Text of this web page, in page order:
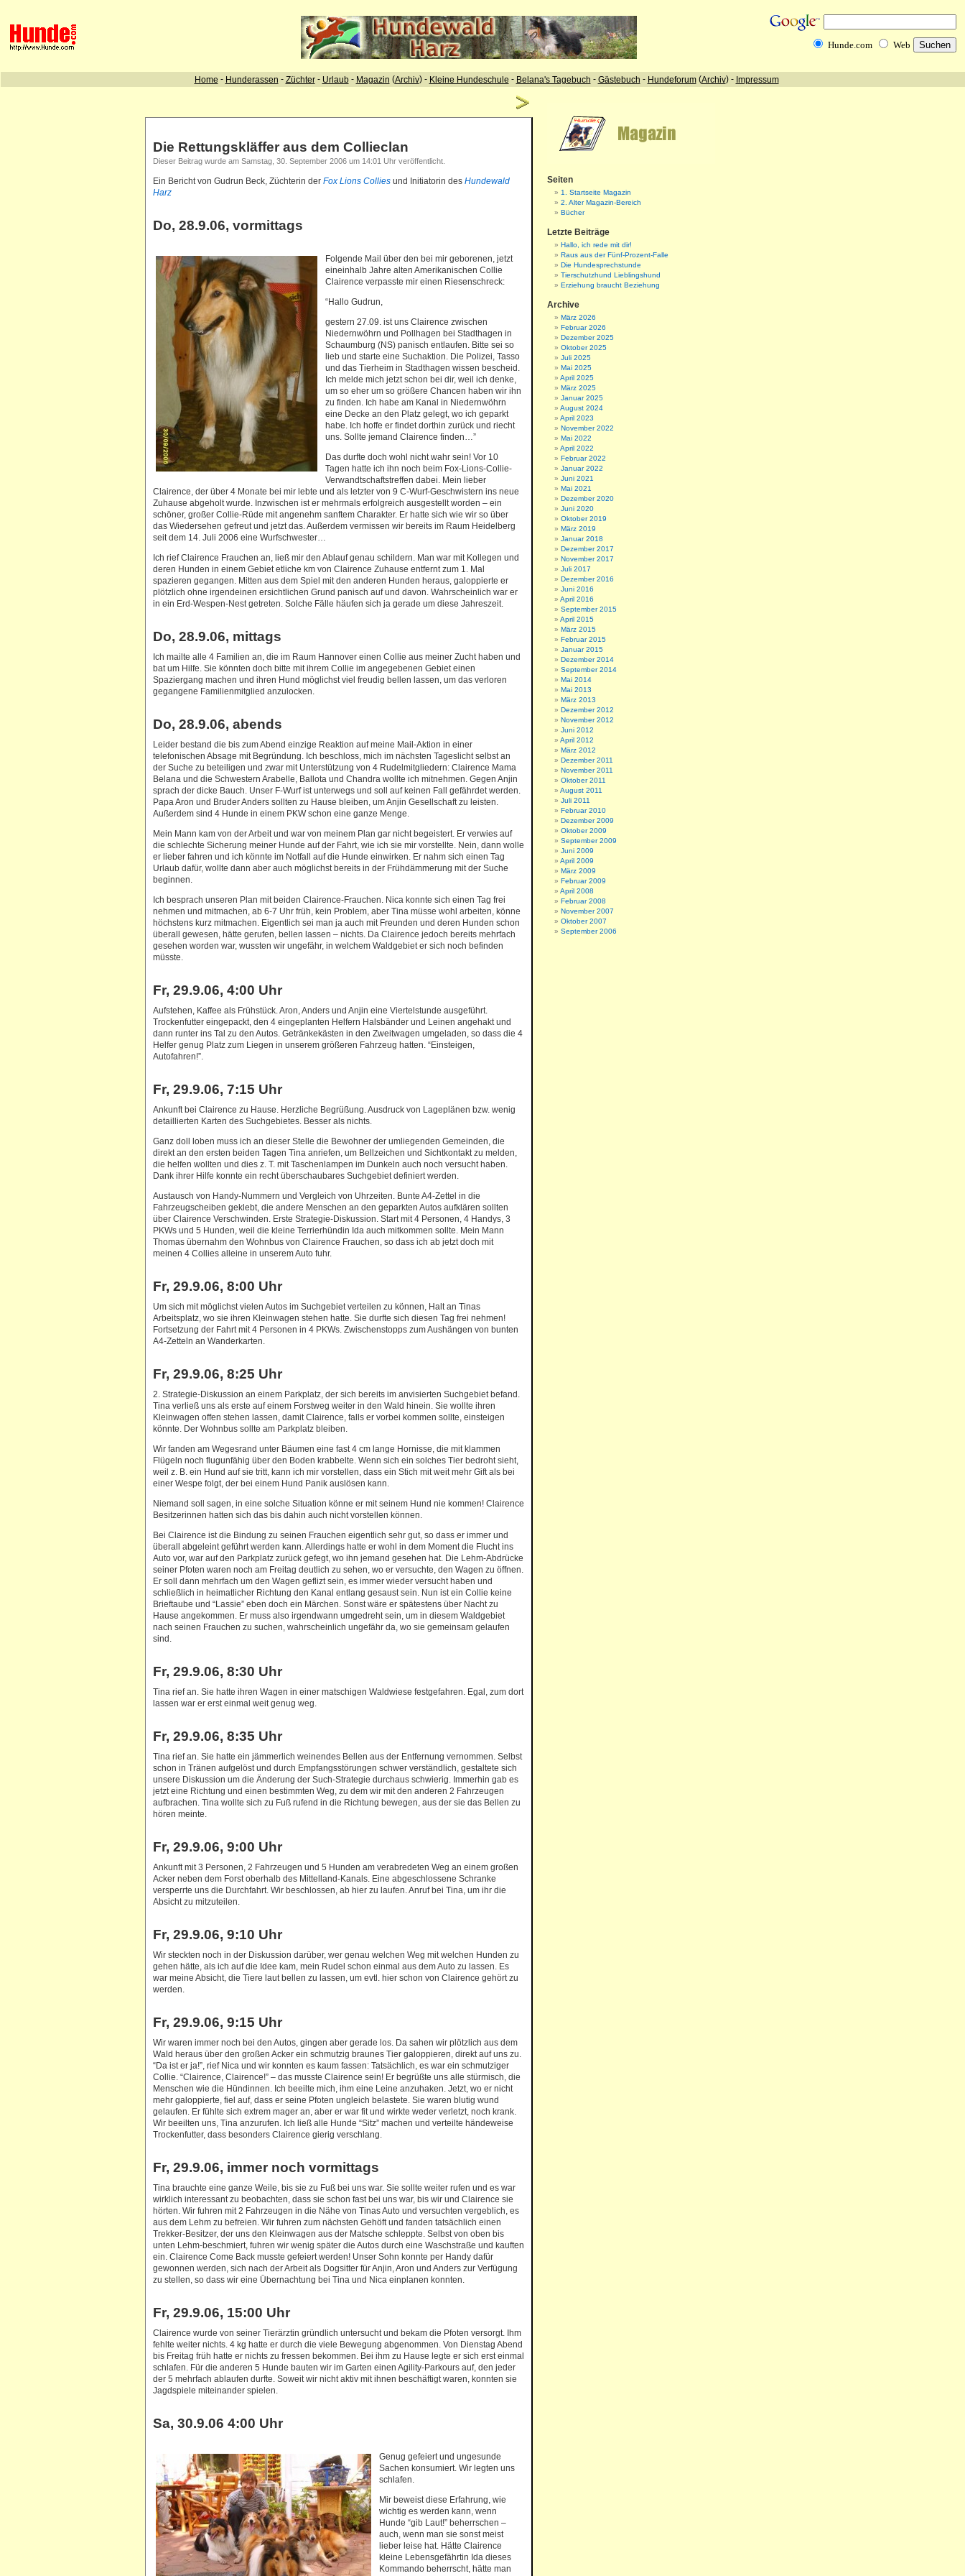
Die Rettungskläffer aus dem Collieclan
Dieser Beitrag wurde am Samstag, 30. September 2006 um 14:01 Uhr veröffentlicht.
Ein Bericht von Gudrun Beck, Züchterin der Fox Lions Collies und Initiatorin des Hundewald
Harz
Do, 28.9.06, vormittags
Folgende Mail über den bei mir geborenen, jetzt
eineinhalb Jahre alten Amerikanischen Collie
Clairence verpasste mir einen Riesenschreck:
“Hallo Gudrun,
gestern 27.09. ist uns Clairence zwischen
Niedernwöhrn und Pollhagen bei Stadthagen in
Schaumburg (NS) panisch entlaufen. Bitte sei so
lieb und starte eine Suchaktion. Die Polizei, Tasso
und das Tierheim in Stadthagen wissen bescheid.
Ich melde mich jetzt schon bei dir, weil ich denke,
um so eher um so größere Chancen haben wir ihn
zu finden. Ich habe am Kanal in Niedernwöhrn
eine Decke an den Platz gelegt, wo ich geparkt
habe. Ich hoffe er findet dorthin zurück und riecht
uns. Sollte jemand Clairence finden…”
Das durfte doch wohl nicht wahr sein! Vor 10
Tagen hatte ich ihn noch beim Fox-Lions-Collie-
Verwandtschaftstreffen dabei. Mein lieber
Clairence, der über 4 Monate bei mir lebte und als letzter von 9 C-Wurf-Geschwistern ins neue
Zuhause abgeholt wurde. Inzwischen ist er mehrmals erfolgreich ausgestellt worden – ein
schöner, großer Collie-Rüde mit angenehm sanftem Charakter. Er hatte sich wie wir so über
das Wiedersehen gefreut und jetzt das. Außerdem vermissen wir bereits im Raum Heidelberg
seit dem 14. Juli 2006 eine Wurfschwester…
Ich rief Clairence Frauchen an, ließ mir den Ablauf genau schildern. Man war mit Kollegen und
deren Hunden in einem Gebiet etliche km von Clairence Zuhause entfernt zum 1. Mal
spazieren gegangen. Mitten aus dem Spiel mit den anderen Hunden heraus, galoppierte er
plötzlich ohne irgendeinen ersichtlichen Grund panisch auf und davon. Wahrscheinlich war er
in ein Erd-Wespen-Nest getreten. Solche Fälle häufen sich ja gerade um diese Jahreszeit.
Do, 28.9.06, mittags
Ich mailte alle 4 Familien an, die im Raum Hannover einen Collie aus meiner Zucht haben und
bat um Hilfe. Sie könnten doch bitte mit ihrem Collie im angegebenen Gebiet einen
Spaziergang machen und ihren Hund möglichst viel freudig bellen lassen, um das verloren
gegangene Familienmitglied anzulocken.
Do, 28.9.06, abends
Leider bestand die bis zum Abend einzige Reaktion auf meine Mail-Aktion in einer
telefonischen Absage mit Begründung. Ich beschloss, mich im nächsten Tageslicht selbst an
der Suche zu beteiligen und zwar mit Unterstützung von 4 Rudelmitgliedern: Clairence Mama
Belana und die Schwestern Arabelle, Ballota und Chandra wollte ich mitnehmen. Gegen Anjin
sprach der dicke Bauch. Unser F-Wurf ist unterwegs und soll auf keinen Fall gefährdet werden.
Papa Aron und Bruder Anders sollten zu Hause bleiben, um Anjin Gesellschaft zu leisten.
Außerdem sind 4 Hunde in einem PKW schon eine ganze Menge.
Mein Mann kam von der Arbeit und war von meinem Plan gar nicht begeistert. Er verwies auf
die schlechte Sicherung meiner Hunde auf der Fahrt, wie ich sie mir vorstellte. Nein, dann wolle
er lieber fahren und ich könnte im Notfall auf die Hunde einwirken. Er nahm sich einen Tag
Urlaub dafür, wollte dann aber auch möglichst bereits in der Frühdämmerung mit der Suche
beginnen.
Ich besprach unseren Plan mit beiden Clairence-Frauchen. Nica konnte sich einen Tag frei
nehmen und mitmachen, ab 6-7 Uhr früh, kein Problem, aber Tina müsse wohl arbeiten, könne
höchstens kurz mitmachen. Eigentlich sei man ja auch mit Freunden und deren Hunden schon
überall gewesen, hätte gerufen, bellen lassen – nichts. Da Clairence jedoch bereits mehrfach
gesehen worden war, wussten wir ungefähr, in welchem Waldgebiet er sich noch befinden
müsste.
Fr, 29.9.06, 4:00 Uhr
Aufstehen, Kaffee als Frühstück. Aron, Anders und Anjin eine Viertelstunde ausgeführt.
Trockenfutter eingepackt, den 4 eingeplanten Helfern Halsbänder und Leinen angehakt und
dann runter ins Tal zu den Autos. Getränkekästen in den Zweitwagen umgeladen, so dass die 4
Helfer genug Platz zum Liegen in unserem größeren Fahrzeug hatten. “Einsteigen,
Autofahren!”.
Fr, 29.9.06, 7:15 Uhr
Ankunft bei Clairence zu Hause. Herzliche Begrüßung. Ausdruck von Lageplänen bzw. wenig
detaillierten Karten des Suchgebietes. Besser als nichts.
Ganz doll loben muss ich an dieser Stelle die Bewohner der umliegenden Gemeinden, die
direkt an den ersten beiden Tagen Tina anriefen, um Bellzeichen und Sichtkontakt zu melden,
die helfen wollten und dies z. T. mit Taschenlampen im Dunkeln auch noch versucht haben.
Dank ihrer Hilfe konnte ein recht überschaubares Suchgebiet definiert werden.
Austausch von Handy-Nummern und Vergleich von Uhrzeiten. Bunte A4-Zettel in die
Fahrzeugscheiben geklebt, die andere Menschen an den geparkten Autos aufklären sollten
über Clairence Verschwinden. Erste Strategie-Diskussion. Start mit 4 Personen, 4 Handys, 3
PKWs und 5 Hunden, weil die kleine Terrierhündin Ida auch mitkommen sollte. Mein Mann
Thomas übernahm den Wohnbus von Clairence Frauchen, so dass ich ab jetzt doch mit
meinen 4 Collies alleine in unserem Auto fuhr.
Fr, 29.9.06, 8:00 Uhr
Um sich mit möglichst vielen Autos im Suchgebiet verteilen zu können, Halt an Tinas
Arbeitsplatz, wo sie ihren Kleinwagen stehen hatte. Sie durfte sich diesen Tag frei nehmen!
Fortsetzung der Fahrt mit 4 Personen in 4 PKWs. Zwischenstopps zum Aushängen von bunten
A4-Zetteln an Wanderkarten.
Fr, 29.9.06, 8:25 Uhr
2. Strategie-Diskussion an einem Parkplatz, der sich bereits im anvisierten Suchgebiet befand.
Tina verließ uns als erste auf einem Forstweg weiter in den Wald hinein. Sie wollte ihren
Kleinwagen offen stehen lassen, damit Clairence, falls er vorbei kommen sollte, einsteigen
könnte. Der Wohnbus sollte am Parkplatz bleiben.
Wir fanden am Wegesrand unter Bäumen eine fast 4 cm lange Hornisse, die mit klammen
Flügeln noch flugunfähig über den Boden krabbelte. Wenn sich ein solches Tier bedroht sieht,
weil z. B. ein Hund auf sie tritt, kann ich mir vorstellen, dass ein Stich mit weit mehr Gift als bei
einer Wespe folgt, der bei einem Hund Panik auslösen kann.
Niemand soll sagen, in eine solche Situation könne er mit seinem Hund nie kommen! Clairence
Besitzerinnen hatten sich das bis dahin auch nicht vorstellen können.
Bei Clairence ist die Bindung zu seinen Frauchen eigentlich sehr gut, so dass er immer und
überall abgeleint geführt werden kann. Allerdings hatte er wohl in dem Moment die Flucht ins
Auto vor, war auf den Parkplatz zurück gefegt, wo ihn jemand gesehen hat. Die Lehm-Abdrücke
seiner Pfoten waren noch am Freitag deutlich zu sehen, wo er versuchte, den Wagen zu öffnen.
Er soll dann mehrfach um den Wagen geflizt sein, es immer wieder versucht haben und
schließlich in heimatlicher Richtung den Kanal entlang gesaust sein. Nun ist ein Collie keine
Brieftaube und “Lassie” eben doch ein Märchen. Sonst wäre er spätestens über Nacht zu
Hause angekommen. Er muss also irgendwann umgedreht sein, um in diesem Waldgebiet
nach seinen Frauchen zu suchen, wahrscheinlich ungefähr da, wo sie gemeinsam gelaufen
sind.
Fr, 29.9.06, 8:30 Uhr
Tina rief an. Sie hatte ihren Wagen in einer matschigen Waldwiese festgefahren. Egal, zum dort
lassen war er erst einmal weit genug weg.
Fr, 29.9.06, 8:35 Uhr
Tina rief an. Sie hatte ein jämmerlich weinendes Bellen aus der Entfernung vernommen. Selbst
schon in Tränen aufgelöst und durch Empfangsstörungen schwer verständlich, gestaltete sich
unsere Diskussion um die Änderung der Such-Strategie durchaus schwierig. Immerhin gab es
jetzt eine Richtung und einen bestimmten Weg, zu dem wir mit den anderen 2 Fahrzeugen
aufbrachen. Tina wollte sich zu Fuß rufend in die Richtung bewegen, aus der sie das Bellen zu
hören meinte.
Fr, 29.9.06, 9:00 Uhr
Ankunft mit 3 Personen, 2 Fahrzeugen und 5 Hunden am verabredeten Weg an einem großen
Acker neben dem Forst oberhalb des Mittelland-Kanals. Eine abgeschlossene Schranke
versperrte uns die Durchfahrt. Wir beschlossen, ab hier zu laufen. Anruf bei Tina, um ihr die
Absicht zu mitzuteilen.
Fr, 29.9.06, 9:10 Uhr
Wir steckten noch in der Diskussion darüber, wer genau welchen Weg mit welchen Hunden zu
gehen hätte, als ich auf die Idee kam, mein Rudel schon einmal aus dem Auto zu lassen. Es
war meine Absicht, die Tiere laut bellen zu lassen, um evtl. hier schon von Clairence gehört zu
werden.
Fr, 29.9.06, 9:15 Uhr
Wir waren immer noch bei den Autos, gingen aber gerade los. Da sahen wir plötzlich aus dem
Wald heraus über den großen Acker ein schmutzig braunes Tier galoppieren, direkt auf uns zu.
“Da ist er ja!”, rief Nica und wir konnten es kaum fassen: Tatsächlich, es war ein schmutziger
Collie. “Clairence, Clairence!” – das musste Clairence sein! Er begrüßte uns alle stürmisch, die
Menschen wie die Hündinnen. Ich beeilte mich, ihm eine Leine anzuhaken. Jetzt, wo er nicht
mehr galoppierte, fiel auf, dass er seine Pfoten ungleich belastete. Sie waren blutig wund
gelaufen. Er fühlte sich extrem mager an, aber er war fit und wirkte weder verletzt, noch krank.
Wir beeilten uns, Tina anzurufen. Ich ließ alle Hunde “Sitz” machen und verteilte händeweise
Trockenfutter, dass besonders Clairence gierig verschlang.
Fr, 29.9.06, immer noch vormittags
Tina brauchte eine ganze Weile, bis sie zu Fuß bei uns war. Sie sollte weiter rufen und es war
wirklich interessant zu beobachten, dass sie schon fast bei uns war, bis wir und Clairence sie
hörten. Wir fuhren mit 2 Fahrzeugen in die Nähe von Tinas Auto und versuchten vergeblich, es
aus dem Lehm zu befreien. Wir fuhren zum nächsten Gehöft und fanden tatsächlich einen
Trekker-Besitzer, der uns den Kleinwagen aus der Matsche schleppte. Selbst von oben bis
unten Lehm-beschmiert, fuhren wir wenig später die Autos durch eine Waschstraße und kauften
ein. Clairence Come Back musste gefeiert werden! Unser Sohn konnte per Handy dafür
gewonnen werden, sich nach der Arbeit als Dogsitter für Anjin, Aron und Anders zur Verfügung
zu stellen, so dass wir eine Übernachtung bei Tina und Nica einplanen konnten.
Fr, 29.9.06, 15:00 Uhr
Clairence wurde von seiner Tierärztin gründlich untersucht und bekam die Pfoten versorgt. Ihm
fehlte weiter nichts. 4 kg hatte er durch die viele Bewegung abgenommen. Von Dienstag Abend
bis Freitag früh hatte er nichts zu fressen bekommen. Bei ihm zu Hause legte er sich erst einmal
schlafen. Für die anderen 5 Hunde bauten wir im Garten einen Agility-Parkours auf, den jeder
der 5 mehrfach ablaufen durfte. Soweit wir nicht aktiv mit ihnen beschäftigt waren, konnten sie
Jagdspiele miteinander spielen.
Sa, 30.9.06 4:00 Uhr
Genug gefeiert und ungesunde
Sachen konsumiert. Wir legten uns
schlafen.
Mir beweist diese Erfahrung, wie
wichtig es werden kann, wenn
Hunde “gib Laut!” beherrschen –
auch, wenn man sie sonst meist
lieber leise hat. Hätte Clairence
kleine Lebensgefährtin Ida dieses
Kommando beherrscht, hätte man
Seiten
1. Startseite Magazin
2. Alter Magazin-Bereich
Bücher
Letzte Beiträge
Hallo, ich rede mit dir!
Raus aus der Fünf-Prozent-Falle
Die Hundesprechstunde
Tierschutzhund Lieblingshund
Erziehung braucht Beziehung
Archive
März 2026
Februar 2026
Dezember 2025
Oktober 2025
Juli 2025
Mai 2025
April 2025
März 2025
Januar 2025
August 2024
April 2023
November 2022
Mai 2022
April 2022
Februar 2022
Januar 2022
Juni 2021
Mai 2021
Dezember 2020
Juni 2020
Oktober 2019
März 2019
Januar 2018
Dezember 2017
November 2017
Juli 2017
Dezember 2016
Juni 2016
April 2016
September 2015
April 2015
März 2015
Februar 2015
Januar 2015
Dezember 2014
September 2014
Mai 2014
Mai 2013
März 2013
Dezember 2012
November 2012
Juni 2012
April 2012
März 2012
Dezember 2011
November 2011
Oktober 2011
August 2011
Juli 2011
Februar 2010
Dezember 2009
Oktober 2009
September 2009
Juni 2009
April 2009
März 2009
Februar 2009
April 2008
Februar 2008
November 2007
Oktober 2007
September 2006